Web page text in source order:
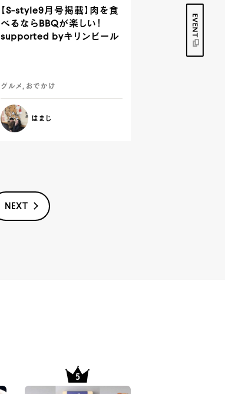
EVENT
【S-style9月号掲載】肉を食
べるならBBQが楽しい！
supported byキリンビール
グルメ, おでかけ
はまじ
NEXT